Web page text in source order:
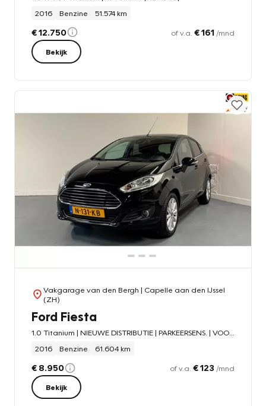
2016
Benzine 51.574 km
€ 12.750 of v.a. € 161 /mnd
Bekijk
Vakgarage van den Bergh | Capelle aan den IJssel
(ZH)
Ford Fiesta
2016
Benzine 61.604 km
€ 8.950 of v.a. € 123 /mnd
Bekijk